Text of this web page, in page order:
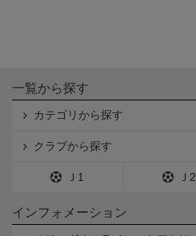
一覧から探す
カテゴリから探す
クラブから探す
Ｊ1 Ｊ2
インフォメーション